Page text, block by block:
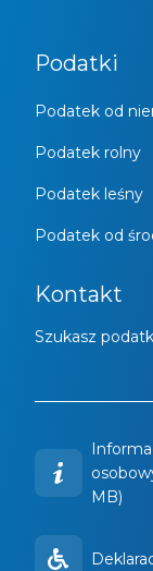
Podatki
Podatek od
Podatek rolny
Podatek leśny
Podatek od
Kontakt
Szukasz
MB)